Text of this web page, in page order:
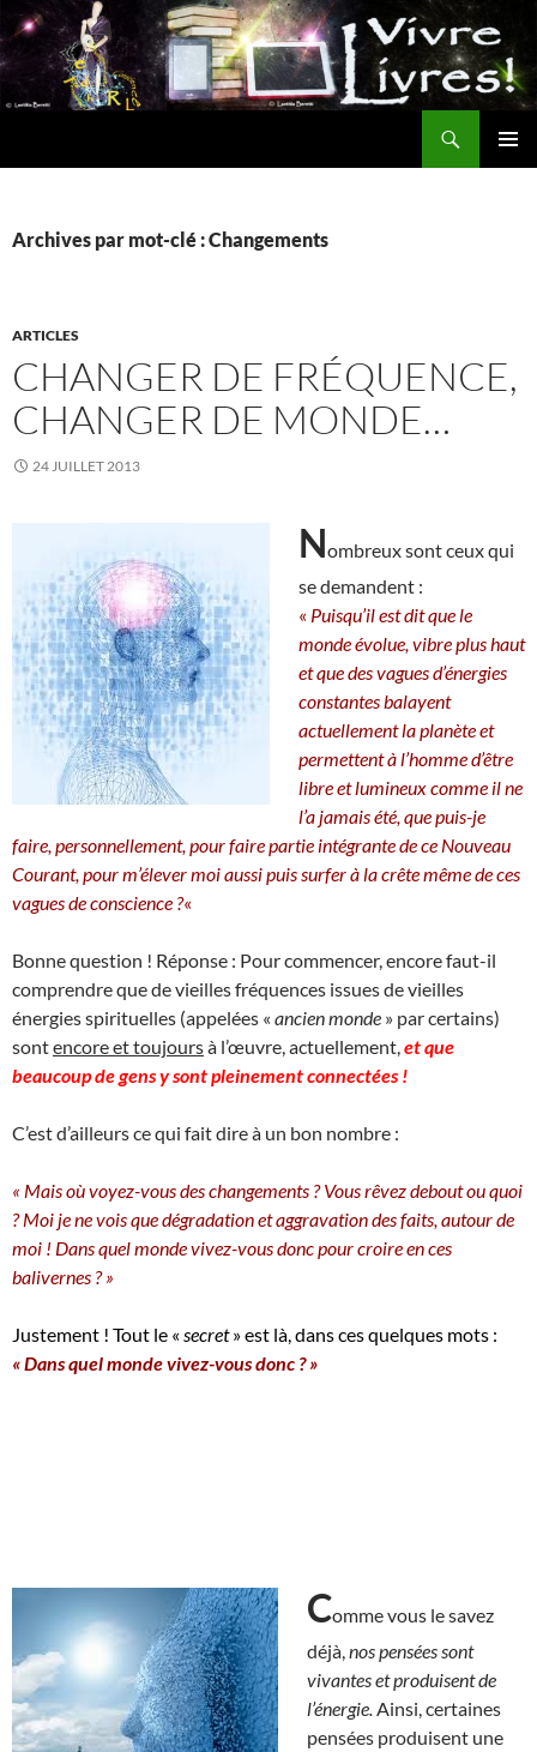
Aller
au
contenu
Archives par mot-clé : Changements
ARTICLES
CHANGER DE FRÉQUENCE,
CHANGER DE MONDE…
24 JUILLET 2013
Nombreux sont ceux qui
se demandent :
« Puisqu’il est dit que le
monde évolue, vibre plus haut
et que des vagues d’énergies
constantes balayent
actuellement la planète et
permettent à l’homme d’être
libre et lumineux comme il ne
l’a jamais été, que puis-je
faire, personnellement, pour faire partie intégrante de ce Nouveau
Courant, pour m’élever moi aussi puis surfer à la crête même de ces
vagues de conscience ?«
Bonne question ! Réponse : Pour commencer, encore faut-il
comprendre que de vieilles fréquences issues de vieilles
énergies spirituelles (appelées « ancien monde » par certains)
sontencore et toujoursà l’œuvre, actuellement, et que
beaucoup de gens y sont pleinement connectées !
C’est d’ailleurs ce qui fait dire à un bon nombre :
« Mais où voyez-vous des changements ? Vous rêvez debout ou quoi
? Moi je ne vois que dégradation et aggravation des faits, autour de
moi ! Dans quel monde vivez-vous donc pour croire en ces
balivernes ? »
Justement ! Tout le « secret» est là, dans ces quelques mots :
« Dans quel monde vivez-vous donc ? »
Comme vous le savez
déjà, nos pensées sont
vivantes et produisent de
l’énergie. Ainsi, certaines
pensées produisent une